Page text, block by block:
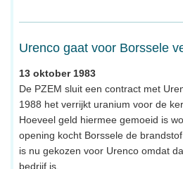
Urenco gaat voor Borssele
13 oktober 1983
De PZEM sluit een contract met
1988 het verrijkt uranium voor de
Hoeveel geld hiermee gemoeid is
opening kocht Borssele de
is nu gekozen voor Urenco omdat
bedrijf is.